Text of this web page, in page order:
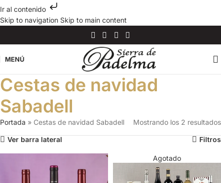
Ir al contenido
Skip to navigation Skip to main content
MENÚ
Cestas de navidad
Sabadell
Portada » Cestas de navidad Sabadell Mostrando los 2 resultados
Ver barra lateral Filtros
Agotado